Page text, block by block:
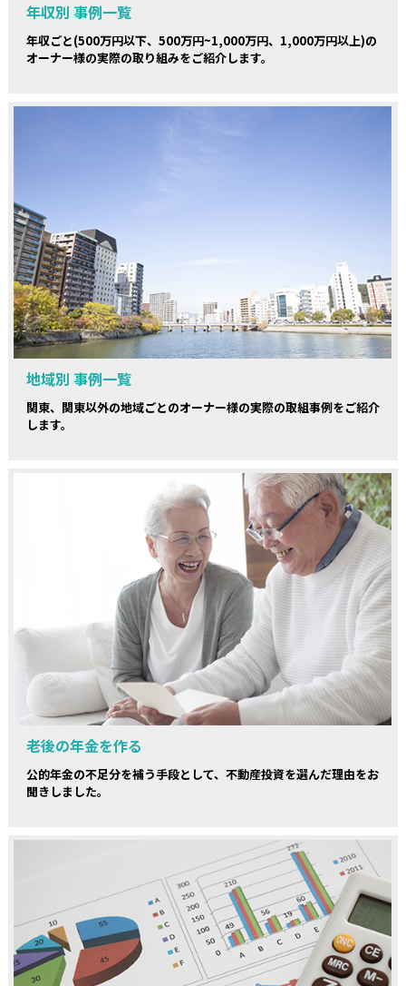
年収別 事例一覧
年収ごと(500万円以下、500万円~1,000万円、1,000万円以上)の
オーナー様の実際の取り組みをご紹介します。
地域別 事例一覧
関東、関東以外の地域ごとのオーナー様の実際の取組事例をご紹介
します。
老後の年金を作る
公的年金の不足分を補う手段として、不動産投資を選んだ理由をお
聞きしました。